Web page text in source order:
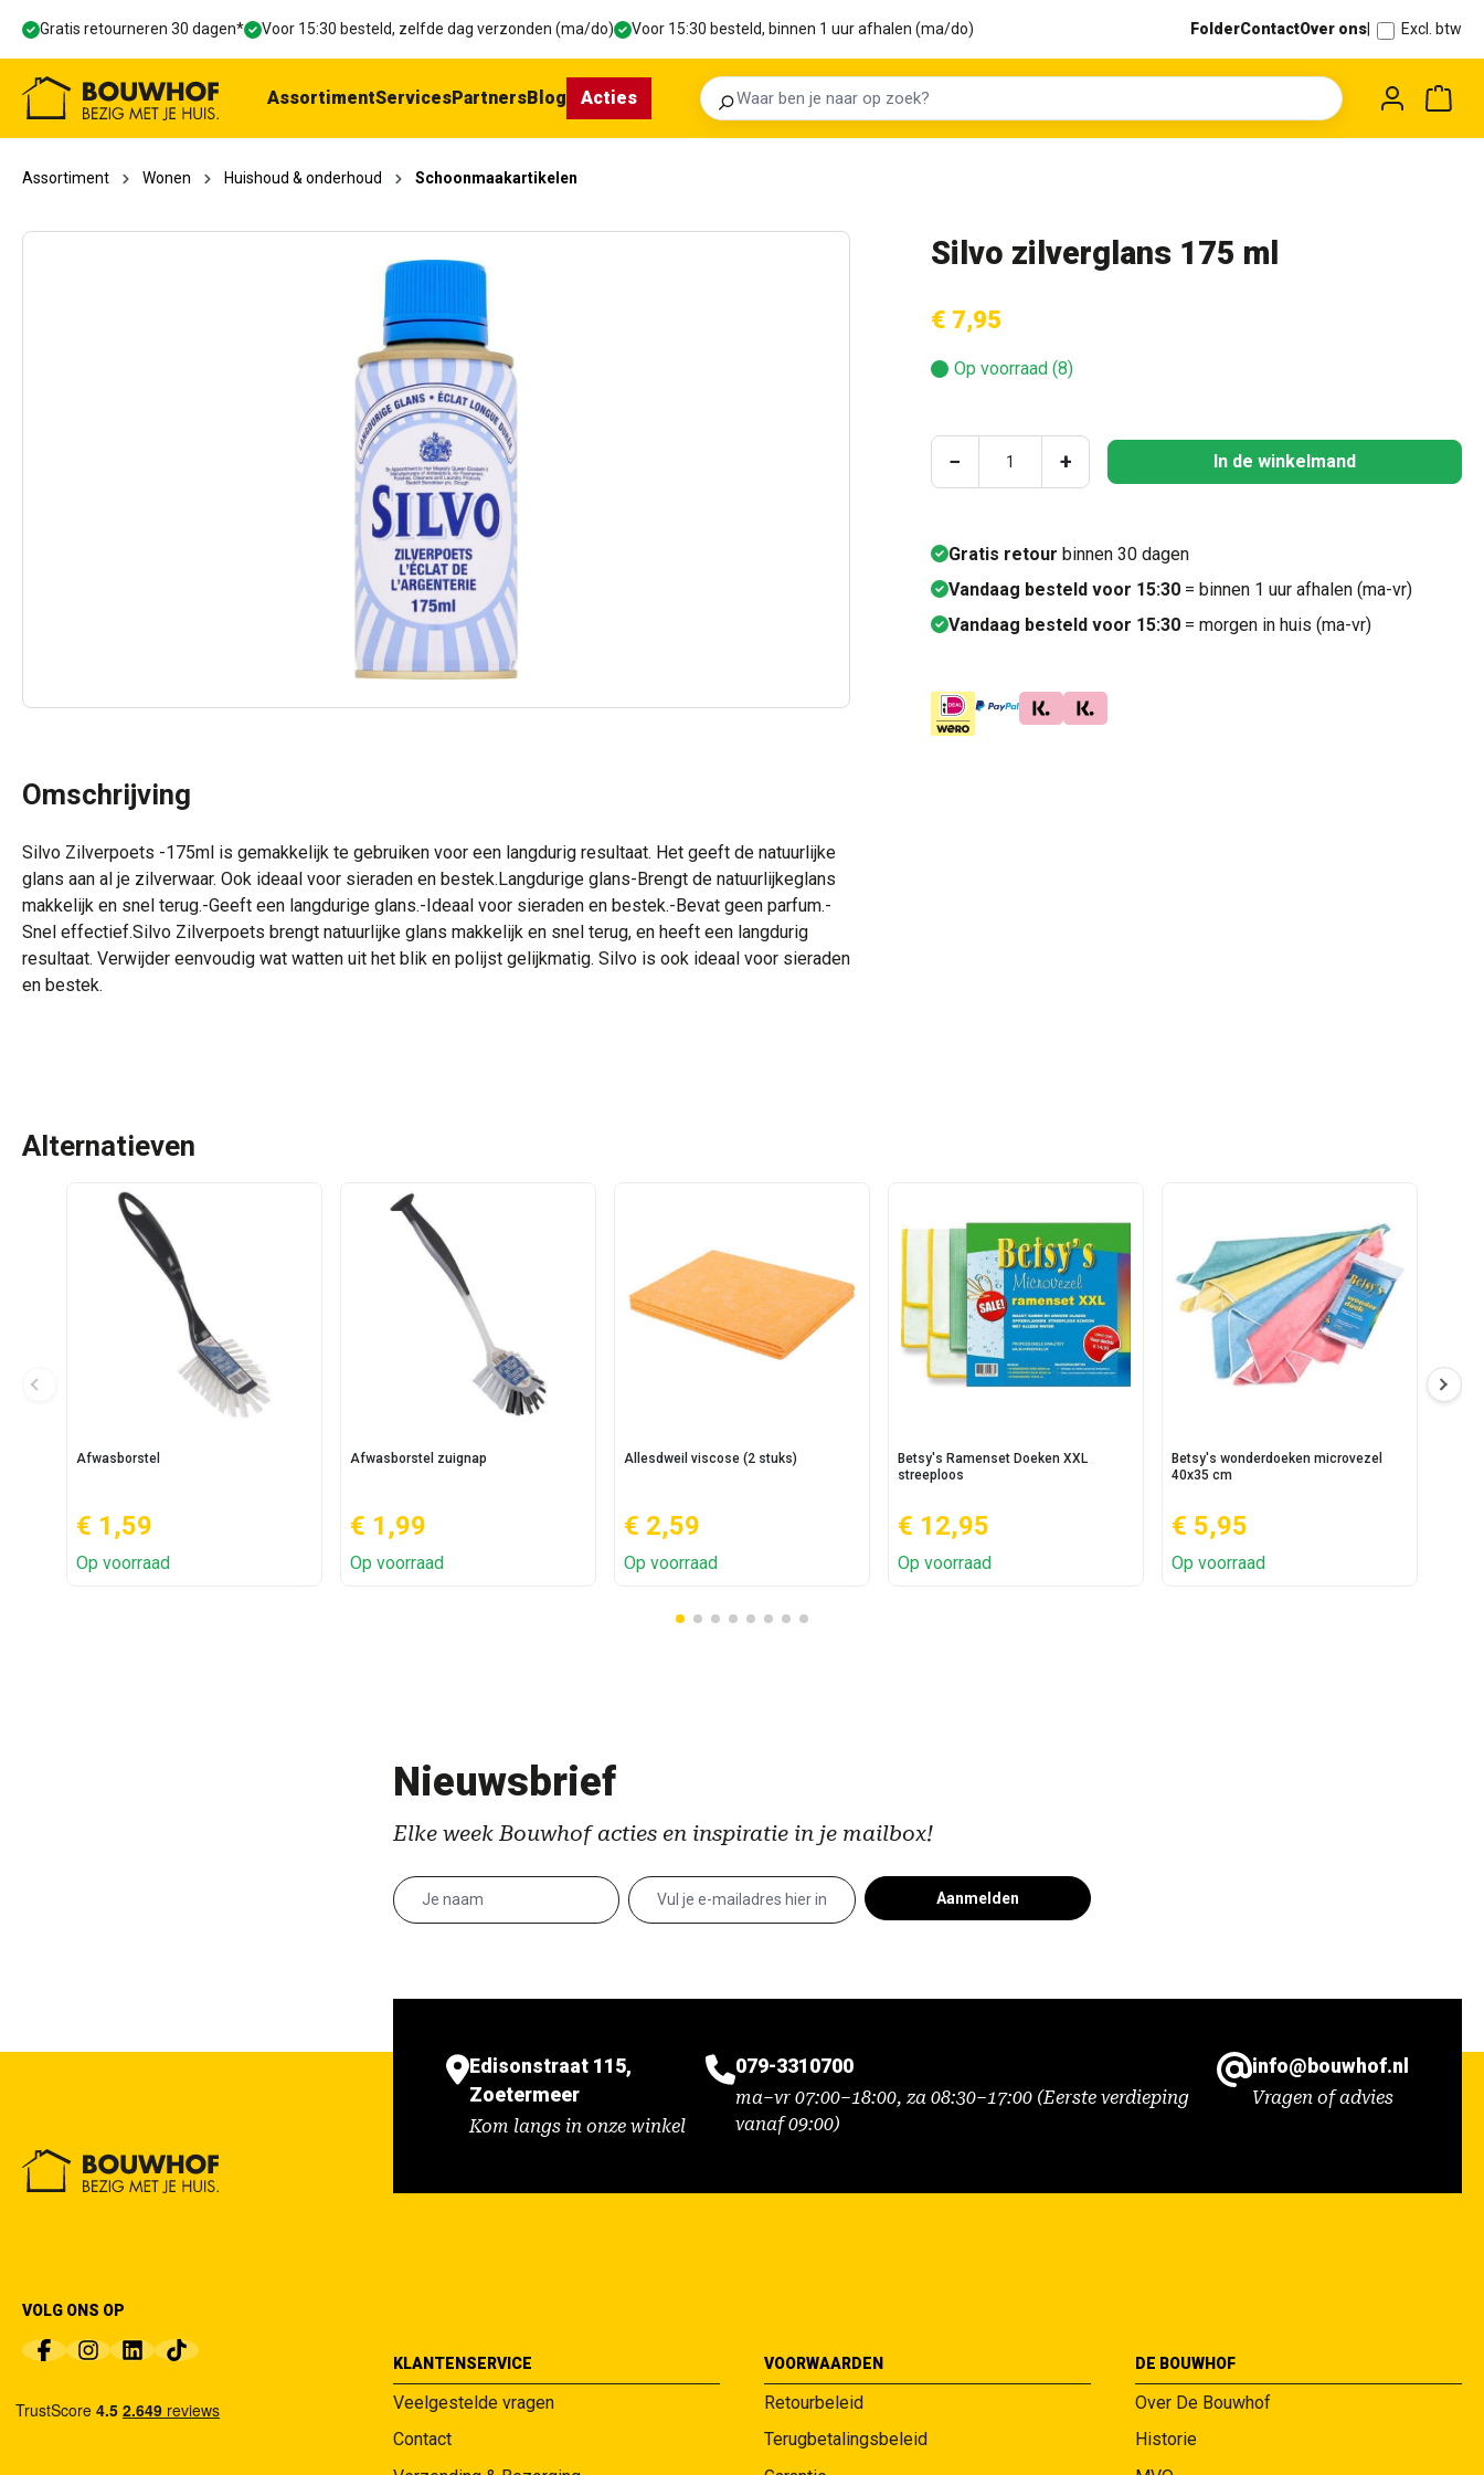
Ga naar de hoofdnavigatie
Gratis retourneren 30 dagen* Voor 15:30 besteld, zelfde dag verzonden (ma/do) Voor 15:30 besteld, binnen 1 uur afhalen (ma/do) FolderContactOver ons Excl. btw
Zoeken
AssortimentServicesPartnersBlog Acties
Assortiment Wonen Huishoud & onderhoud Schoonmaakartikelen
Silvo zilverglans 175 ml
€ 7,95
Op voorraad (8)
Producthoeveelheid: Voer de gewenste
− + In de winkelmand
Gratis retour binnen 30 dagen
Vandaag besteld voor 15:30= binnen 1 uur afhalen (ma-vr)
Vandaag besteld voor 15:30= morgen in huis (ma-vr)
Omschrijving
Silvo Zilverpoets -175ml is gemakkelijk te gebruiken voor een langdurig resultaat. Het geeft de natuurlijke
glans aan al je zilverwaar. Ook ideaal voor sieraden en bestek.Langdurige glans-Brengt de natuurlijkeglans
makkelijk en snel terug.-Geeft een langdurige glans.-Ideaal voor sieraden en bestek.-Bevat geen parfum.-
Snel effectief.Silvo Zilverpoets brengt natuurlijke glans makkelijk en snel terug, en heeft een langdurig
resultaat. Verwijder eenvoudig wat watten uit het blik en polijst gelijkmatig. Silvo is ook ideaal voor sieraden
en bestek.
Alternatieven
Afwasborstel
€ 1,59
Op voorraad
Afwasborstel zuignap
€ 1,99
Op voorraad
Allesdweil viscose (2 stuks)
€ 2,59
Op voorraad
Betsy's Ramenset Doeken XXL
streeploos
€ 12,95
Op voorraad
Betsy's wonderdoeken microvezel
40x35 cm
€ 5,95
Op voorraad
Nieuwsbrief
Elke week Bouwhof acties en inspiratie in je mailbox!
Aanmelden
Edisonstraat 115,
Zoetermeer
Kom langs in onze winkel
079-3310700
ma–vr 07:00–18:00, za 08:30–17:00 (Eerste verdieping
vanaf 09:00)
info@bouwhof.nl
Vragen of advies
VOLG ONS OP
KLANTENSERVICE
Veelgestelde vragen
Contact
VOORWAARDEN
Retourbeleid
Terugbetalingsbeleid
DE BOUWHOF
Over De Bouwhof
Historie